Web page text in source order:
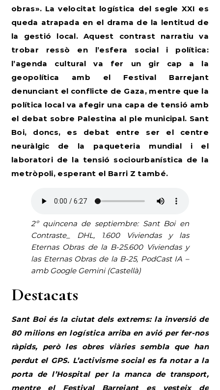
obras». La velocitat logística del segle XXI es
queda atrapada en el drama de la lentitud de
la gestió local. Aquest contrast narratiu va
trobar ressò en l’esfera social i política:
l’agenda cultural va fer un gir cap a la
geopolítica amb el Festival Barrejant
denunciant el conflicte de Gaza, mentre que la
política local va afegir una capa de tensió amb
el debat sobre Palestina al ple municipal. Sant
Boi, doncs, es debat entre ser el centre
neuràlgic de la paqueteria mundial i el
laboratori de la tensió sociourbanística de la
metròpoli, esperant el Barri Z també.
2º quincena de septiembre: Sant Boi en
Contraste_ DHL, 1.600 Viviendas y las
Eternas Obrasde la B-25.600 Viviendas y
las Eternas Obrasde la B-25, PodCast IA –
amb Google Gemini (Castellà)
Destacats
Sant Boi és la ciutat dels extrems: la inversió de
80 milions en logística arriba en avió per fer-nos
ràpids, però les obres viàries sembla que han
perdut el GPS. L’activisme social es fa notar a la
porta de l’Hospital per la manca de transport,
mentre el Festival Barrejant es vesteix de